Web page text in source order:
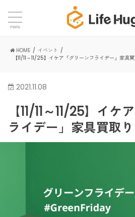
menu
HOME
イベント
【11/11～11/25】イケア「グリーンフライデー」家具
2021.11.08
【11/11～11/25】イケ
ライデー」家具買取